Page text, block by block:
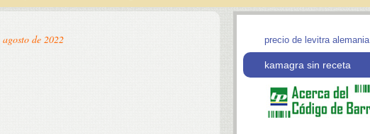
de 2022 precio de levitra alemania
kamagra sin receta